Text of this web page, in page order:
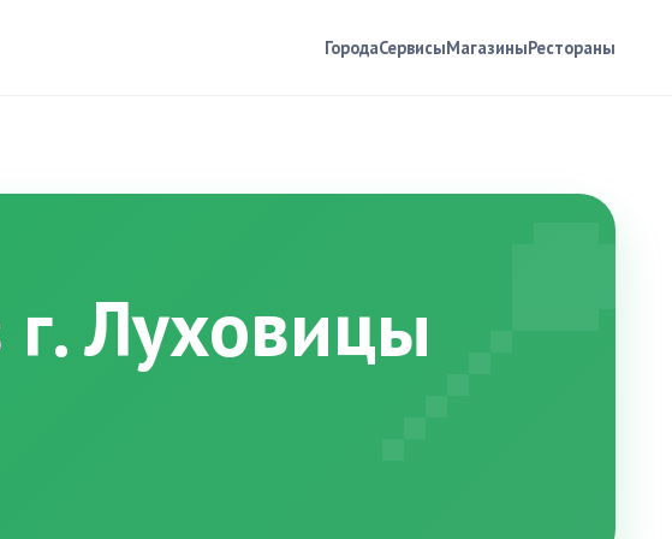
ГородаСервисыМагазиныРестораны
г. Луховицы📍